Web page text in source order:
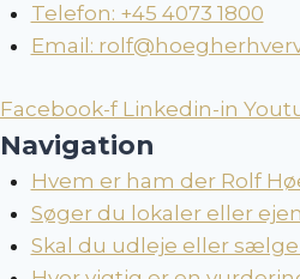
Telefon: +45 4073 1800
Email:
Facebook-f Linkedin-in
Navigation
Hvem er ham der Rolf
Søger du lokaler eller
Skal du udleje eller